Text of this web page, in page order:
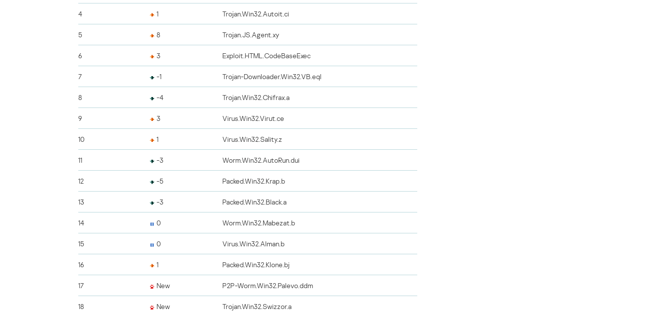
4 1 Trojan.Win32.Autoit.ci
5 8 Trojan.JS.Agent.xy
6 3 Exploit.HTML.CodeBaseExec
7 -1 Trojan-Downloader.Win32.VB.eql
8 -4 Trojan.Win32.Chifrax.a
9 3 Virus.Win32.Virut.ce
10 1 Virus.Win32.Sality.z
11 -3 Worm.Win32.AutoRun.dui
12 -5 Packed.Win32.Krap.b
13 -3 Packed.Win32.Black.a
14 0 Worm.Win32.Mabezat.b
15 0 Virus.Win32.Alman.b
16 1 Packed.Win32.Klone.bj
17 New P2P-Worm.Win32.Palevo.ddm
18 New Trojan.Win32.Swizzor.a